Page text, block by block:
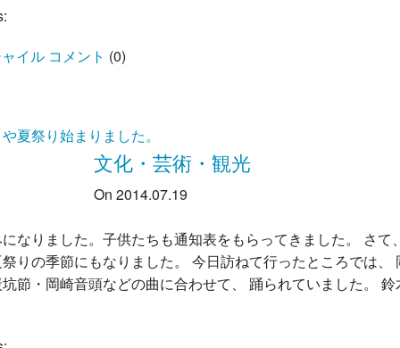
イル コメント (0)
夏祭り始まりました。
文化・芸術・観光
On 2014.07.19
なりました。子供たちも通知表をもらってきました。 さて
りの季節にもなりました。 今日訪ねて行ったところでは、
節・岡崎音頭などの曲に合わせて、 踊られていました。 鈴